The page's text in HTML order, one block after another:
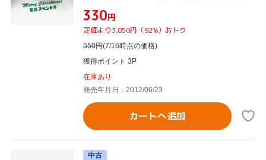
¥330円
定価より3,850円（92%）おトク
550円(7/16時点の価格)
獲得ポイント 3P
在庫あり
発売年月日：2012/06/23
カートへ追加
中古